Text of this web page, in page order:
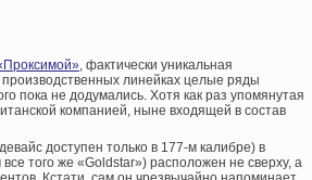
, фактически уникальная
линейках целые ряды
пока не додумались. Хотя как раз упомянутая
компанией, ныне входящей в состав
доступен только в 177-м калибре) в
того же «Goldstar») расположен не сверху, а